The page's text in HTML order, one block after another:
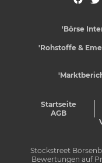
'Börse
'Rohstoffe &
Startseite
AGB
Stockstreet
Bewertungen auf